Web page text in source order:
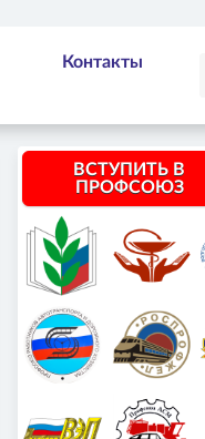
Контакты
ВСТУПИТЬ В
ПРОФСОЮЗ